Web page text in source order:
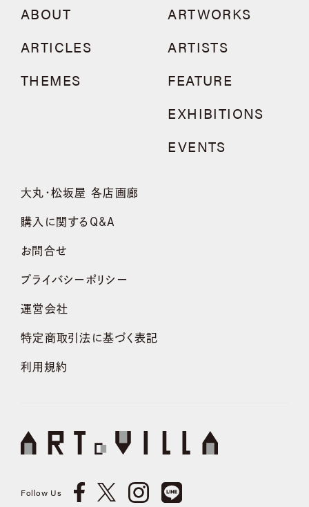
ABOUT
ARTICLES
THEMES
ARTWORKS
ARTISTS
FEATURE
EXHIBITIONS
EVENTS
大丸・松坂屋 各店画廊
購入に関するQ&A
お問合せ
プライバシーポリシー
運営会社
特定商取引法に基づく表記
利用規約
Follow Us